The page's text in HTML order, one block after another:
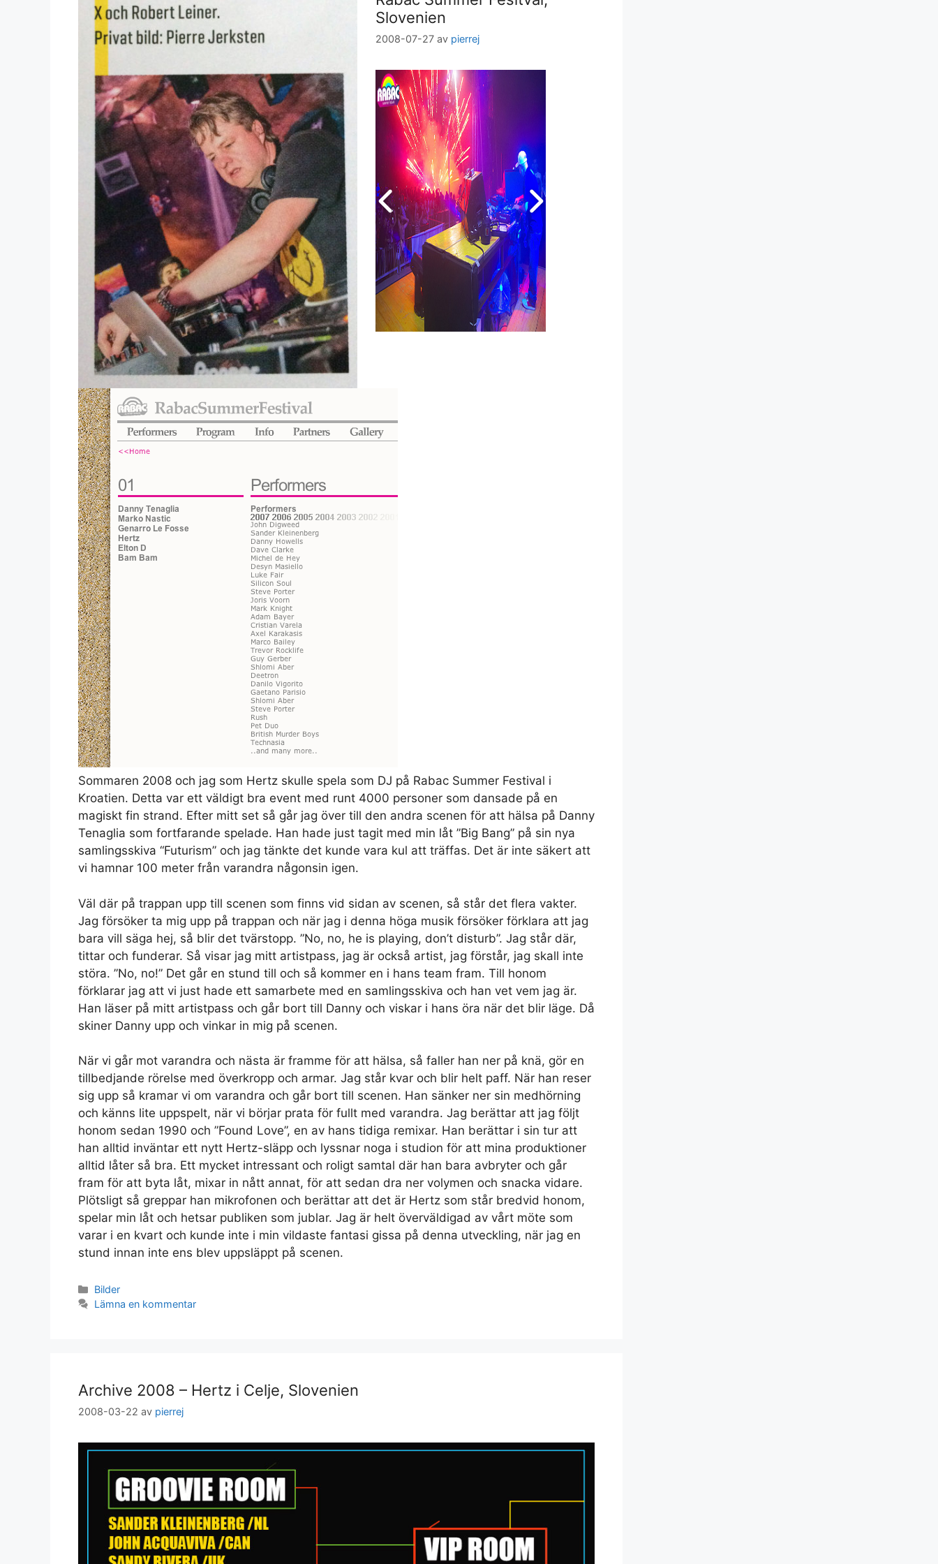
Slovenien
2008-07-27 av pierrej
Sommaren 2008 och jag som Hertz skulle spela som DJ på Rabac Summer Festival i
Kroatien. Detta var ett väldigt bra event med runt 4000 personer som dansade på en
magiskt fin strand. Efter mitt set så går jag över till den andra scenen för att hälsa på Danny
Tenaglia som fortfarande spelade. Han hade just tagit med min låt ”Big Bang” på sin nya
samlingsskiva “Futurism” och jag tänkte det kunde vara kul att träffas. Det är inte säkert att
vi hamnar 100 meter från varandra någonsin igen.
Väl där på trappan upp till scenen som finns vid sidan av scenen, så står det flera vakter.
Jag försöker ta mig upp på trappan och när jag i denna höga musik försöker förklara att jag
bara vill säga hej, så blir det tvärstopp. ”No, no, he is playing, don’t disturb”. Jag står där,
tittar och funderar. Så visar jag mitt artistpass, jag är också artist, jag förstår, jag skall inte
störa. ”No, no!” Det går en stund till och så kommer en i hans team fram. Till honom
förklarar jag att vi just hade ett samarbete med en samlingsskiva och han vet vem jag är.
Han läser på mitt artistpass och går bort till Danny och viskar i hans öra när det blir läge. Då
skiner Danny upp och vinkar in mig på scenen.
När vi går mot varandra och nästa är framme för att hälsa, så faller han ner på knä, gör en
tillbedjande rörelse med överkropp och armar. Jag står kvar och blir helt paff. När han reser
sig upp så kramar vi om varandra och går bort till scenen. Han sänker ner sin medhörning
och känns lite uppspelt, när vi börjar prata för fullt med varandra. Jag berättar att jag följt
honom sedan 1990 och ”Found Love”, en av hans tidiga remixar. Han berättar i sin tur att
han alltid inväntar ett nytt Hertz-släpp och lyssnar noga i studion för att mina produktioner
alltid låter så bra. Ett mycket intressant och roligt samtal där han bara avbryter och går
fram för att byta låt, mixar in nått annat, för att sedan dra ner volymen och snacka vidare.
Plötsligt så greppar han mikrofonen och berättar att det är Hertz som står bredvid honom,
spelar min låt och hetsar publiken som jublar. Jag är helt överväldigad av vårt möte som
varar i en kvart och kunde inte i min vildaste fantasi gissa på denna utveckling, när jag en
stund innan inte ens blev uppsläppt på scenen.
Kategorier
Bilder
Lämna en kommentar
Archive 2008 – Hertz i Celje, Slovenien
2008-03-22 av pierrej